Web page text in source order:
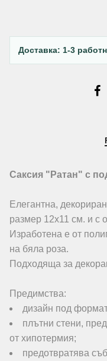
Доставка: 1-3
Саксия "Ратан" с
Елегантна,
размер 12х11 см. и с
Изработена е от
на бяла роза.
Подходяща за
Предимства:
дизайн под
плътни стени,
от хипотермия;
предотвратява